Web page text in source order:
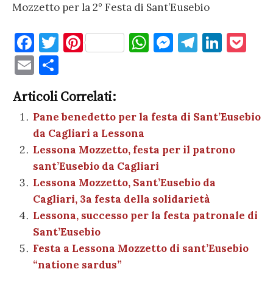
Mozzetto per la 2° Festa di Sant’Eusebio
F
a
c
e
b
o
o
k
T
te
r
Pi
es
t
W
A
p
p
M
g
er
T
a
m
Li
dI et
E
m
ai
l
n
di
vi
di
Articoli Correlati:
Pane benedetto per la festa di Sant’Eusebio
da Cagliari a Lessona
Lessona Mozzetto, festa per il patrono
sant’Eusebio da Cagliari
Lessona Mozzetto, Sant’Eusebio da
Cagliari, 3a festa della solidarietà
Lessona, successo per la festa patronale di
Sant’Eusebio
Festa a Lessona Mozzetto di sant’Eusebio
“natione sardus”